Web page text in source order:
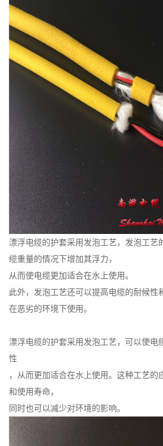
漂浮电缆的护套采用发泡工艺，发泡工艺
缆重量的情况下增加其浮力，
从而使电缆更加适合在水上使用。
此外，发泡工艺还可以提高电缆的耐候性
在恶劣的环境下使用。
漂浮电缆的护套采用发泡工艺，可以使电
性
，从而更加适合在水上使用。这种工艺的
和使用寿命，
同时也可以减少对环境的影响。